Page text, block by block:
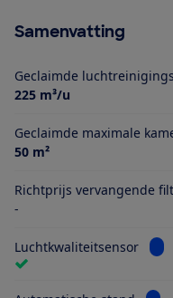
Samenvatting
Geclaimde
225 m³/u
Geclaimde maximale
50 m²
Richtprijs vervangende
-
Luchtkwaliteitsensor